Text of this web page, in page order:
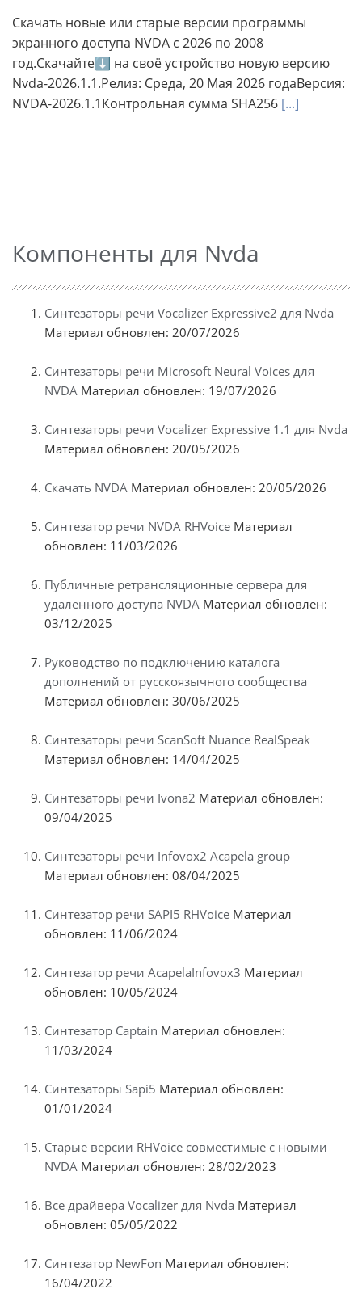
Скачать новые или старые версии программы
экранного доступа NVDA с 2026 по 2008
год.Скачайте⬇ на своё устройство новую версию
Nvda-2026.1.1.Релиз: Среда, 20 Мая 2026 годаВерсия:
NVDA-2026.1.1Контрольная сумма SHA256 [...]
Компоненты для Nvda
Синтезаторы речи Vocalizer Expressive2 для Nvda
Материал обновлен: 20/07/2026
Синтезаторы речи Microsoft Neural Voices для
NVDA Материал обновлен: 19/07/2026
Синтезаторы речи Vocalizer Expressive 1.1 для Nvda
Материал обновлен: 20/05/2026
Скачать NVDA Материал обновлен: 20/05/2026
Синтезатор речи NVDA RHVoice Материал
обновлен: 11/03/2026
Публичные ретрансляционные сервера для
удаленного доступа NVDA Материал обновлен:
03/12/2025
Руководство по подключению каталога
дополнений от русскоязычного сообщества
Материал обновлен: 30/06/2025
Синтезаторы речи ScanSoft Nuance RealSpeak
Материал обновлен: 14/04/2025
Синтезаторы речи Ivona2 Материал обновлен:
09/04/2025
Синтезаторы речи Infovox2 Acapela group
Материал обновлен: 08/04/2025
Синтезатор речи SAPI5 RHVoice Материал
обновлен: 11/06/2024
Синтезатор речи AcapelaInfovox3 Материал
обновлен: 10/05/2024
Синтезатор Captain Материал обновлен:
11/03/2024
Синтезаторы Sapi5 Материал обновлен:
01/01/2024
Старые версии RHVoice совместимые с новыми
NVDA Материал обновлен: 28/02/2023
Все драйвера Vocalizer для Nvda Материал
обновлен: 05/05/2022
Синтезатор NewFon Материал обновлен:
16/04/2022